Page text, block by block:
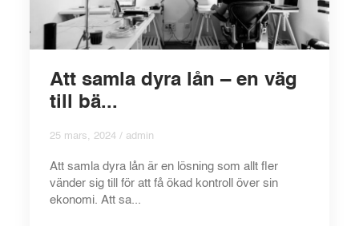
Att samla dyra lån – en väg
till bä...
25 mars, 2024 / admin
Att samla dyra lån är en lösning som allt fler
vänder sig till för att få ökad kontroll över sin
ekonomi. Att sa...